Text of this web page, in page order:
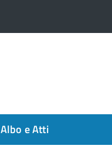
Albo e Atti